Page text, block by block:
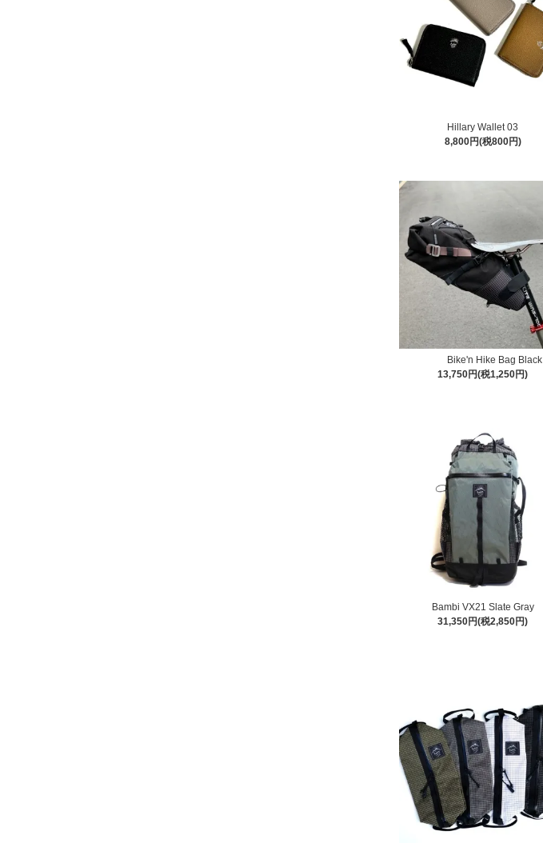
Hillary Wallet 03
8,800円(税800円)
Bike'n Hike Bag Black
13,750円(税1,250円)
Bambi VX21 Slate Gray
31,350円(税2,850円)